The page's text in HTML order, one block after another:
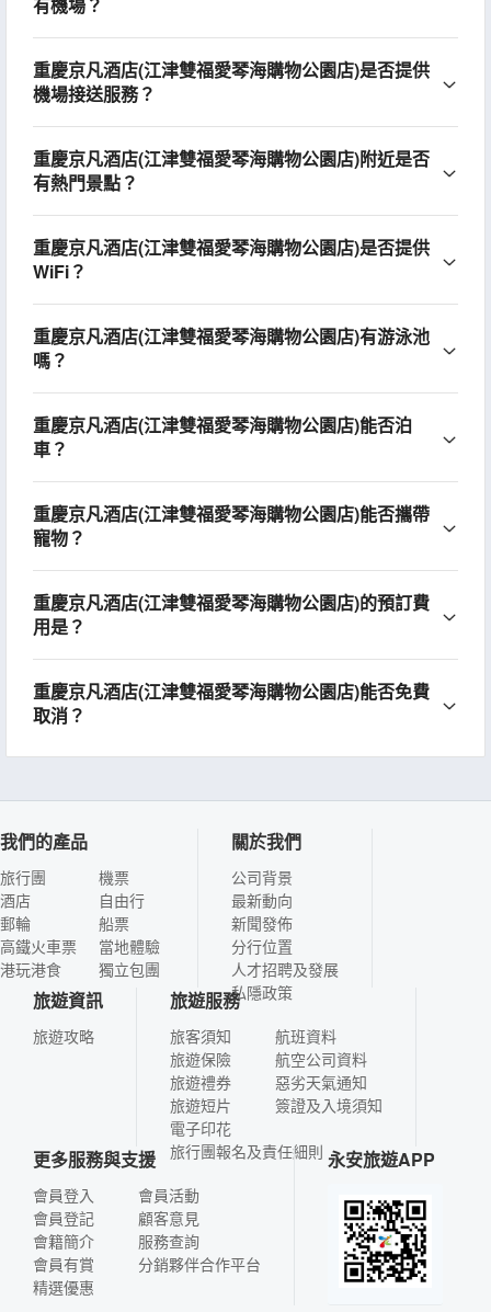
重慶京凡酒店(江津雙福愛琴海購物公園店)是否提供
機場接送服務？
重慶京凡酒店(江津雙福愛琴海購物公園店)附近是否
有熱門景點？
重慶京凡酒店(江津雙福愛琴海購物公園店)是否提供
WiFi？
重慶京凡酒店(江津雙福愛琴海購物公園店)有游泳池
嗎？
重慶京凡酒店(江津雙福愛琴海購物公園店)能否泊
車？
重慶京凡酒店(江津雙福愛琴海購物公園店)能否攜帶
寵物？
重慶京凡酒店(江津雙福愛琴海購物公園店)的預訂費
用是？
重慶京凡酒店(江津雙福愛琴海購物公園店)能否免費
取消？
我們的產品
旅行團
酒店
郵輪
高鐵火車票
港玩港食
機票
自由行
船票
當地體驗
獨立包團
關於我們
公司背景
最新動向
新聞發佈
分行位置
人才招聘及發展
私隱政策
旅遊資訊
旅遊攻略
旅遊服務
旅客須知
旅遊保險
旅遊禮券
旅遊短片
電子印花
航班資料
航空公司資料
惡劣天氣通知
簽證及入境須知
旅行團報名及責任細則
更多服務與支援
會員登入
會員登記
會籍簡介
會員有賞
精選優惠
會員活動
顧客意見
服務查詢
分銷夥伴合作平台
永安旅遊APP